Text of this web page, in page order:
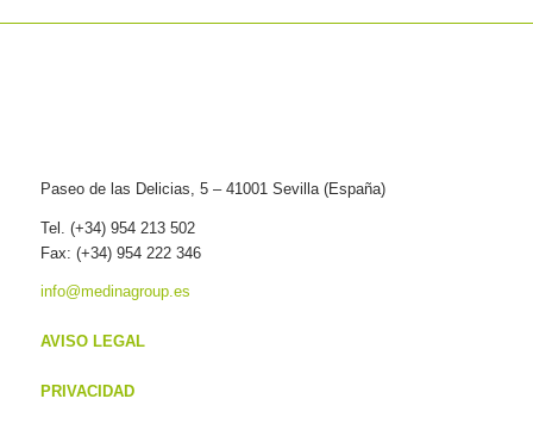
Paseo de las Delicias, 5 – 41001 Sevilla (España)
Tel. (+34) 954 213 502
Fax: (+34) 954 222 346
info@medinagroup.es
AVISO LEGAL
PRIVACIDAD